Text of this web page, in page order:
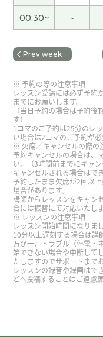
下次见!
淡。( 女性 )
( 女性 )
休假的时候觉得
好久不见了，下
性 )
ありがとうござ
性 )
好久不见、今天
00:30~ -
Prev week
予約の際の注意事項
レッスン受講には必ず予約
までにお願いします。
（当日予約の場合は予約
す）
1コマのご予約は25分のレ
い場合は2コマのご予約が必
欠席／キャンセルの際の
予約キャンセルの場合は、
い。（3時間前までにキャン
キャンセルされる場合はで
予約したまま欠席が2回以
場合があります。
講師からレッスンをキャン
合には振替にて対応いたしま
レッスンの注意事項
レッスン開始時間になりま
10分以上遅刻する場合は講
万が一、トラブル（停電・
始できない場合や中断して
たしますのでサポートまで
レッスンの録音や録画はで
どへ投稿することはご遠慮願